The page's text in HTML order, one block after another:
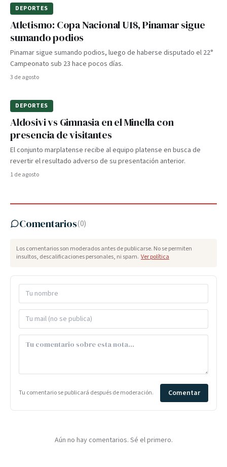
DEPORTES
Atletismo: Copa Nacional U18, Pinamar sigue
sumando podios
Pinamar sigue sumando podios, luego de haberse disputado el 22°
Campeonato sub 23 hace pocos días.
3 de agosto
DEPORTES
Aldosivi vs Gimnasia en el Minella con
presencia de visitantes
El conjunto marplatense recibe al equipo platense en busca de
revertir el resultado adverso de su presentación anterior.
1 de agosto
Comentarios(0)
Los comentarios son moderados antes de publicarse. No se permiten
insultos, descalificaciones personales, ni spam. Ver política
Tu comentario se publicará después de moderación. Comentar
Aún no hay comentarios. Sé el primero.